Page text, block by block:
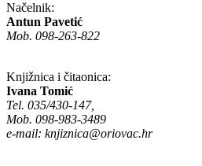
Načelnik:
Antun Pavetić
Mob. 098-263-822
Knjižnica i čitaonica:
Ivana Tomić
Tel. 035/430-147,
Mob. 098-983-3489
e-mail: knjiznica@oriovac.hr